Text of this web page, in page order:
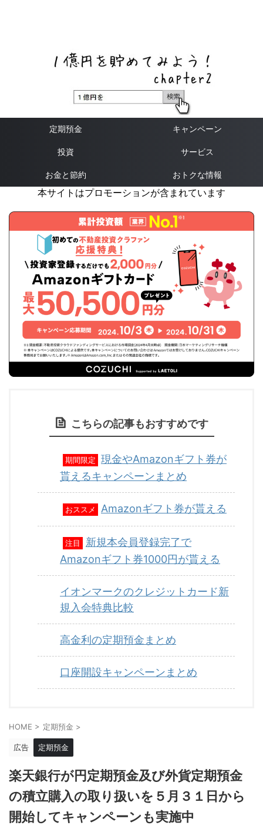
定期預金 キャンペーン
投資 サービス
お金と節約 おトクな情報
本サイトはプロモーションが含まれています
こちらの記事もおすすめです
期間限定
現金やAmazonギフト券が
貰えるキャンペーンまとめ
おススメ Amazonギフト券が貰える
注目
新規本会員登録完了で
Amazonギフト券1000円が貰える
イオンマークのクレジットカード新
規入会特典比較
高金利の定期預金まとめ
口座開設キャンペーンまとめ
HOME > 定期預金 >
広告 定期預金
楽天銀行が円定期預金及び外貨定期預金
の積立購入の取り扱いを５月３１日から
開始してキャンペーンも実施中